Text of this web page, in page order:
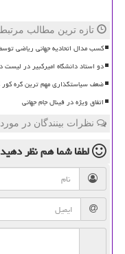
تازه ترین مطالب مرتبط
کسب مدال اتحادیه جهانی ریاضی
دو استاد دانشگاه امیرکبیر در لیست
ضعف سیاستگذاری مهم ترین گره کور
اتفاق ویژه در فینال جام جهانی
نظرات بینندگان در
لطفا شما همنظر دهید